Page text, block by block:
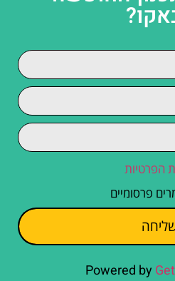
הפרטיות
פרסומיים
Powered by